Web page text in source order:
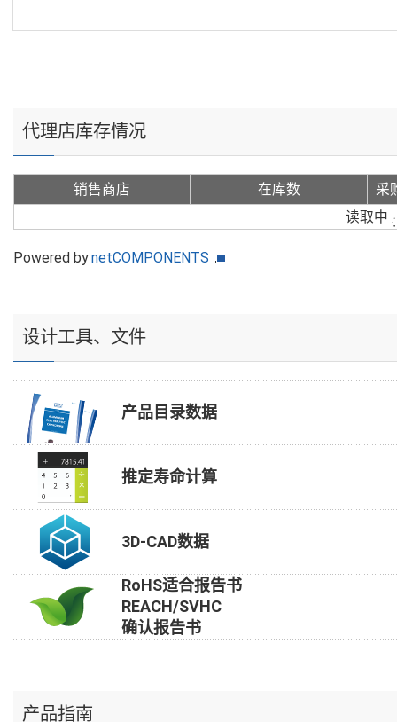
代理店库存情况
销售商店 在库数
采
读取中
Powered bynetCOMPONENTS
设计工具、文件
产品目录数据
推定寿命计算
3D-CAD数据
RoHS适合报告书
REACH/SVHC
确认报告书
产品指南